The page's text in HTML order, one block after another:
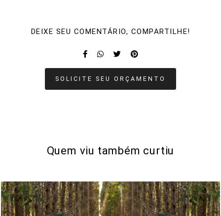
DEIXE SEU COMENTÁRIO, COMPARTILHE!
SOLICITE SEU ORÇAMENTO
Quem viu também curtiu